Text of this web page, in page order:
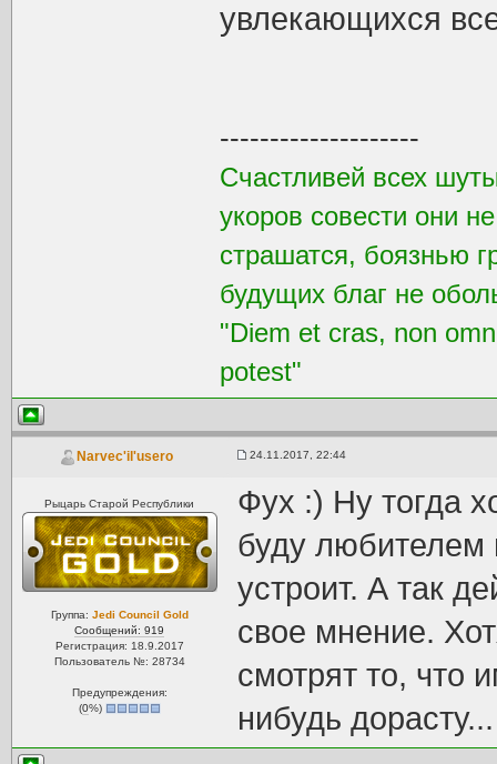
увлекающихся
--------------------
Счастливей всех
укоров совести они
страшатся, боязнью
будущих благ не
"Diem et cras, non
potest"
Narvec'il'usero 24.11.2017, 22:44
Рыцарь Старой Республики
Группа: Jedi Council Gold
Сообщений: 919
Регистрация: 18.9.2017
Пользователь №: 28734
Предупреждения:
(0%)
Фух :) Ну тогда
буду любителем
устроит. А так
свое мнение.
смотрят то, что
нибудь